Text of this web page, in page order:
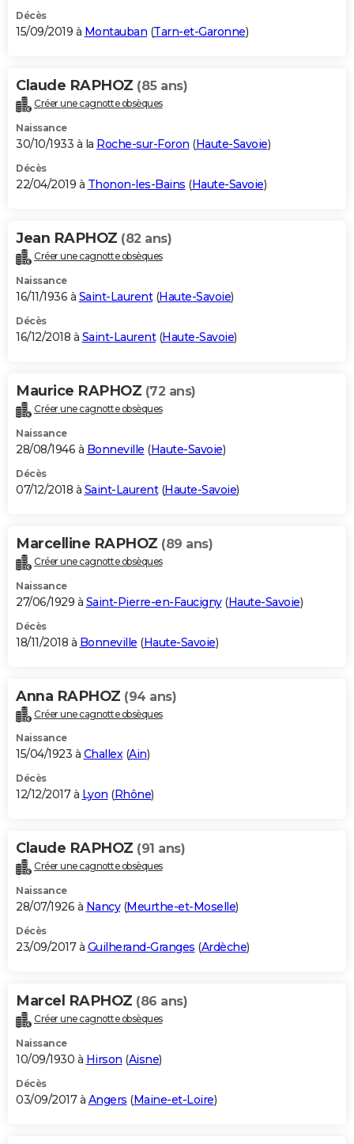
Décès
15/09/2019 à Montauban (Tarn-et-Garonne)
Claude RAPHOZ (85 ans)
Créer une cagnotte obsèques
Naissance
30/10/1933 à la Roche-sur-Foron (Haute-Savoie)
Décès
22/04/2019 à Thonon-les-Bains (Haute-Savoie)
Jean RAPHOZ (82 ans)
Créer une cagnotte obsèques
Naissance
16/11/1936 à Saint-Laurent(Haute-Savoie)
Décès
16/12/2018 à Saint-Laurent(Haute-Savoie)
Maurice RAPHOZ (72 ans)
Créer une cagnotte obsèques
Naissance
28/08/1946 à Bonneville (Haute-Savoie)
Décès
07/12/2018 à Saint-Laurent(Haute-Savoie)
Marcelline RAPHOZ (89 ans)
Créer une cagnotte obsèques
Naissance
27/06/1929 à Saint-Pierre-en-Faucigny(Haute-Savoie)
Décès
18/11/2018 à Bonneville (Haute-Savoie)
Anna RAPHOZ (94 ans)
Créer une cagnotte obsèques
Naissance
15/04/1923 à Challex(Ain)
Décès
12/12/2017 à Lyon (Rhône)
Claude RAPHOZ (91 ans)
Créer une cagnotte obsèques
Naissance
28/07/1926 à Nancy(Meurthe-et-Moselle)
Décès
23/09/2017 à Guilherand-Granges (Ardèche)
Marcel RAPHOZ (86 ans)
Créer une cagnotte obsèques
Naissance
10/09/1930 à Hirson (Aisne)
Décès
03/09/2017 à Angers (Maine-et-Loire)